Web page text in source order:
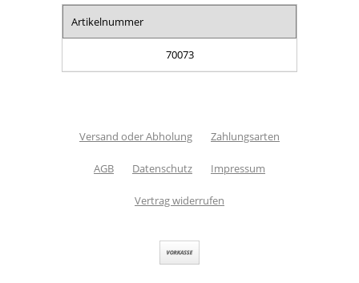
Artikelnummer
70073
Versand oder Abholung Zahlungsarten
AGB Datenschutz Impressum
Vertrag widerrufen